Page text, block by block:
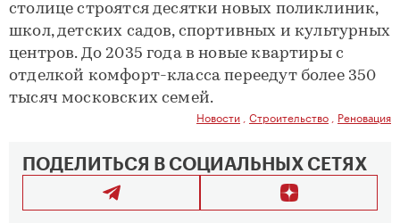
столице строятся десятки новых поликлиник,
школ, детских садов, спортивных и культурных
центров. До 2035 года в новые квартиры с
отделкой комфорт-класса переедут более 350
тысяч московских семей.
Новости Строительство Реновация
ПОДЕЛИТЬСЯ В СОЦИАЛЬНЫХ СЕТЯХ